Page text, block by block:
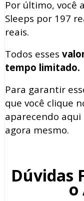
Por último, você
Sleeps por 197
reais.
Todos esses
tempo limitado.
Para garantir
que você clique
aparecendo
agora mesmo.
Dúvidas
o